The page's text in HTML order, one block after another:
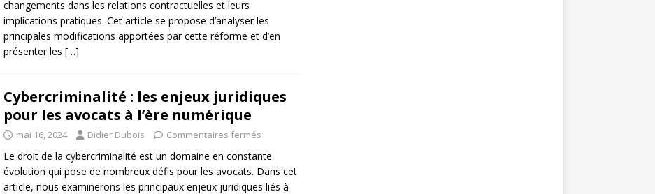
changements dans les relations contractuelles et leurs
implications pratiques. Cet article se propose d’analyser les
principales modifications apportées par cette réforme et d’en
présenter les […]
Cybercriminalité : les enjeux juridiques
pour les avocats à l’ère numérique
mai 16, 2024 Didier Dubois Commentaires fermés
Le droit de la cybercriminalité est un domaine en constante
évolution qui pose de nombreux défis pour les avocats. Dans cet
article, nous examinerons les principaux enjeux juridiques liés à